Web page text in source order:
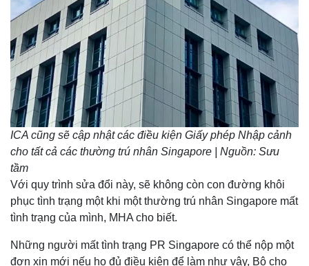
ICA cũng sẽ cập nhật các điều kiện Giấy phép Nhập cảnh
cho tất cả các thường trú nhân Singapore | Nguồn: Sưu
tầm
Với quy trình sửa đổi này, sẽ không còn con đường khôi
phục tình trạng một khi một thường trú nhân Singapore mất
tình trạng của mình, MHA cho biết.
Những người mất tình trạng PR Singapore có thể nộp một
đơn xin mới nếu họ đủ điều kiện để làm như vậy, Bộ cho